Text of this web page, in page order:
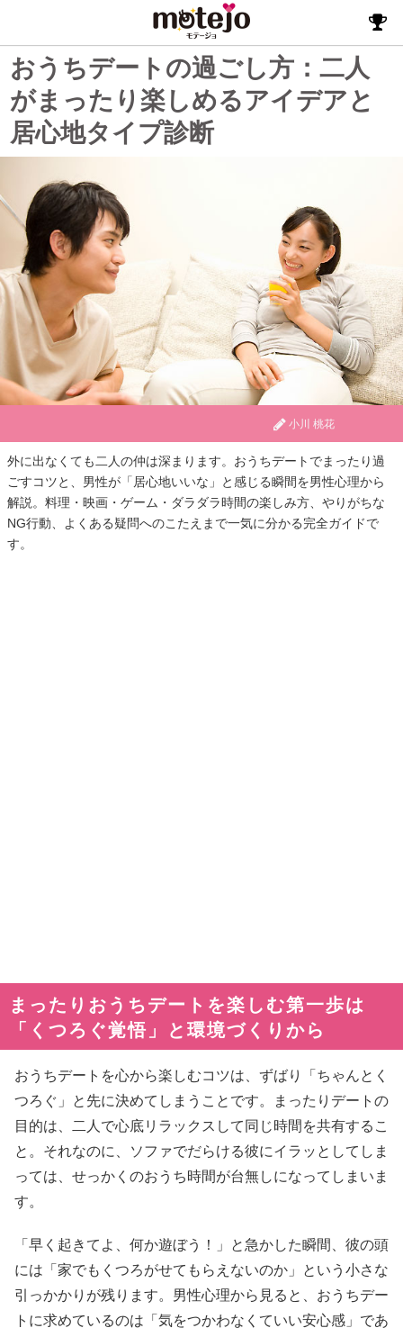
おうちデートの過ごし方：二人
がまったり楽しめるアイデアと
居心地タイプ診断
小川 桃花
外に出なくても二人の仲は深まります。おうちデートでまったり過
ごすコツと、男性が「居心地いいな」と感じる瞬間を男性心理から
解説。料理・映画・ゲーム・ダラダラ時間の楽しみ方、やりがちな
NG行動、よくある疑問へのこたえまで一気に分かる完全ガイドで
す。
まったりおうちデートを楽しむ第一歩は
「くつろぐ覚悟」と環境づくりから
おうちデートを心から楽しむコツは、ずばり「ちゃんとく
つろぐ」と先に決めてしまうことです。まったりデートの
目的は、二人で心底リラックスして同じ時間を共有するこ
と。それなのに、ソファでだらける彼にイラッとしてしま
っては、せっかくのおうち時間が台無しになってしまいま
す。
「早く起きてよ、何か遊ぼう！」と急かした瞬間、彼の頭
には「家でもくつろがせてもらえないのか」という小さな
引っかかりが残ります。男性心理から見ると、おうちデー
トに求めているのは「気をつかわなくていい安心感」であ